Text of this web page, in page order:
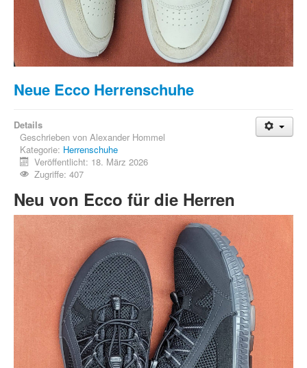
Neue Ecco Herrenschuhe
Details
Geschrieben von Alexander Hommel
Kategorie: Herrenschuhe
Veröffentlicht: 18. März 2026
Zugriffe: 407
Neu von Ecco für die Herren